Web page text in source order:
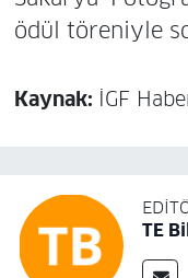
ödül töreniyle
Kaynak: İGF
TE